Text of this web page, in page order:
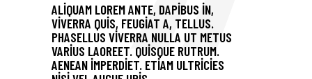
ALIQUAM LOREM ANTE, DAPIBUS IN,
VIVERRA QUIS, FEUGIAT A, TELLUS.
PHASELLUS VIVERRA NULLA UT METUS
VARIUS LAOREET. QUISQUE RUTRUM.
AENEAN IMPERDIET. ETIAM ULTRICIES